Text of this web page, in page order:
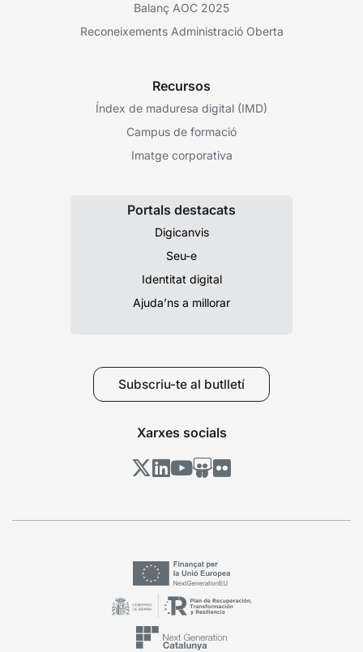
Balanç AOC 2025
Reconeixements Administració Oberta
Recursos
Índex de maduresa digital (IMD)
Campus de formació
Imatge corporativa
Portals destacats
Digicanvis
Seu-e
Identitat digital
Ajuda’ns a millorar
Subscriu-te al butlletí
Xarxes socials